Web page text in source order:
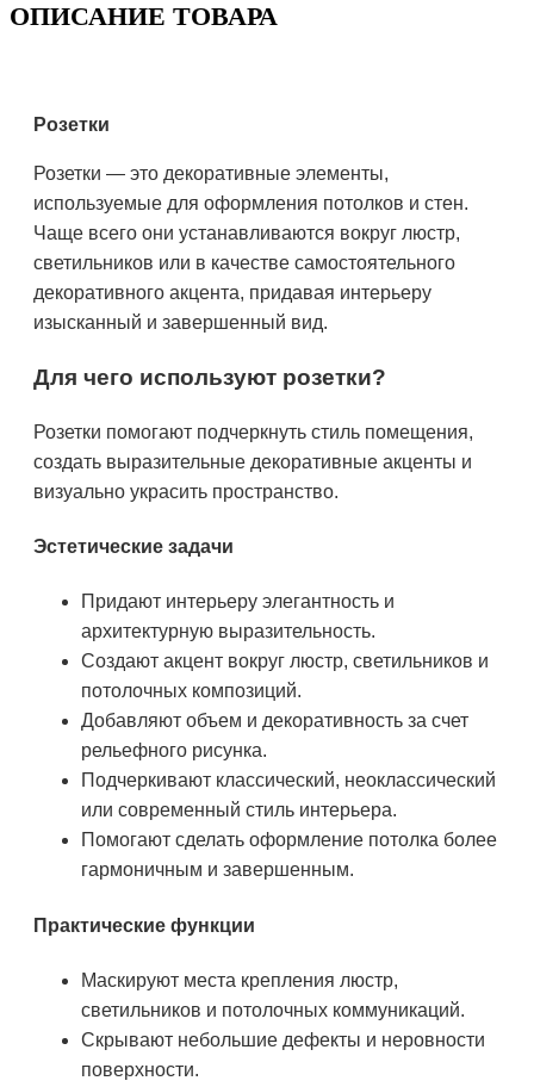
ОПИСАНИЕ ТОВАРА
Розетки
Розетки — это декоративные элементы,
используемые для оформления потолков и стен.
Чаще всего они устанавливаются вокруг люстр,
светильников или в качестве самостоятельного
декоративного акцента, придавая интерьеру
изысканный и завершенный вид.
Для чего используют розетки?
Розетки помогают подчеркнуть стиль помещения,
создать выразительные декоративные акценты и
визуально украсить пространство.
Эстетические задачи
Придают интерьеру элегантность и
архитектурную выразительность.
Создают акцент вокруг люстр, светильников и
потолочных композиций.
Добавляют объем и декоративность за счет
рельефного рисунка.
Подчеркивают классический, неоклассический
или современный стиль интерьера.
Помогают сделать оформление потолка более
гармоничным и завершенным.
Практические функции
Маскируют места крепления люстр,
светильников и потолочных коммуникаций.
Скрывают небольшие дефекты и неровности
поверхности.